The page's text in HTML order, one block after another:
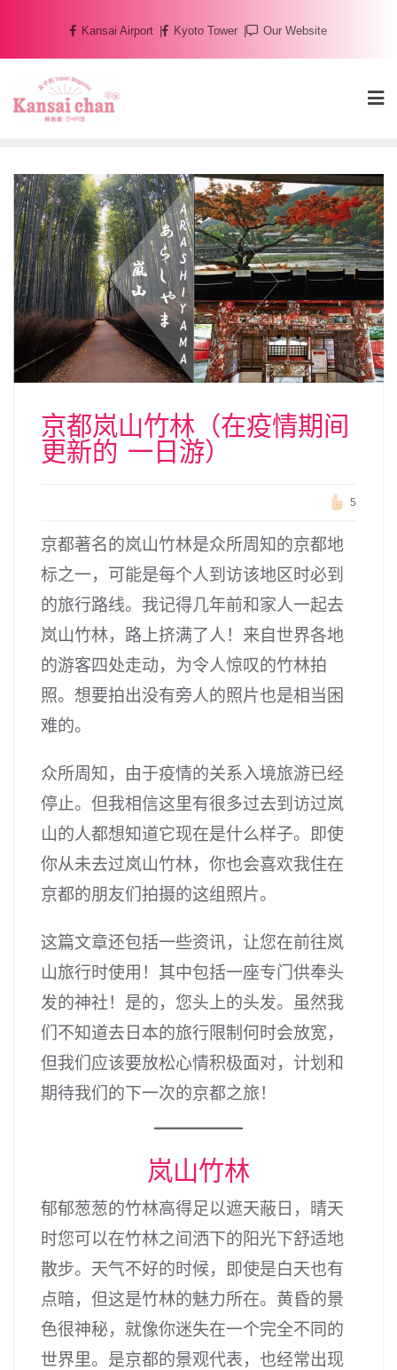
content
Kansai Airport Kyoto Tower Our Website
京都岚山竹林（在疫情期间
更新的 一日游）
5
京都著名的岚山竹林是众所周知的京都地
标之一，可能是每个人到访该地区时必到
的旅行路线。我记得几年前和家人一起去
岚山竹林，路上挤满了人！来自世界各地
的游客四处走动，为令人惊叹的竹林拍
照。想要拍出没有旁人的照片也是相当困
难的。
众所周知，由于疫情的关系入境旅游已经
停止。但我相信这里有很多过去到访过岚
山的人都想知道它现在是什么样子。即使
你从未去过岚山竹林，你也会喜欢我住在
京都的朋友们拍摄的这组照片。
这篇文章还包括一些资讯，让您在前往岚
山旅行时使用！其中包括一座专门供奉头
发的神社！是的，您头上的头发。虽然我
们不知道去日本的旅行限制何时会放宽，
但我们应该要放松心情积极面对，计划和
期待我们的下一次的京都之旅！
岚山竹林
郁郁葱葱的竹林高得足以遮天蔽日，晴天
时您可以在竹林之间洒下的阳光下舒适地
散步。天气不好的时候，即使是白天也有
点暗，但这是竹林的魅力所在。黄昏的景
色很神秘，就像你迷失在一个完全不同的
世界里。是京都的景观代表，也经常出现